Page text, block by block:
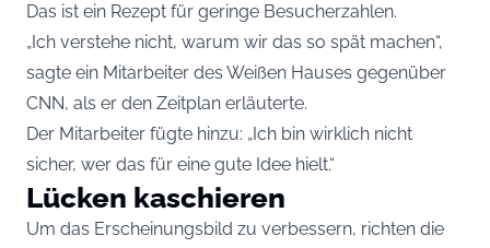
Das ist ein Rezept für geringe Besucherzahlen.
„Ich verstehe nicht, warum wir das so spät machen“,
sagte ein Mitarbeiter des Weißen Hauses gegenüber
CNN, als er den Zeitplan erläuterte.
Der Mitarbeiter fügte hinzu: „Ich bin wirklich nicht
sicher, wer das für eine gute Idee hielt.“
Lücken kaschieren
Um das Erscheinungsbild zu verbessern, richten die